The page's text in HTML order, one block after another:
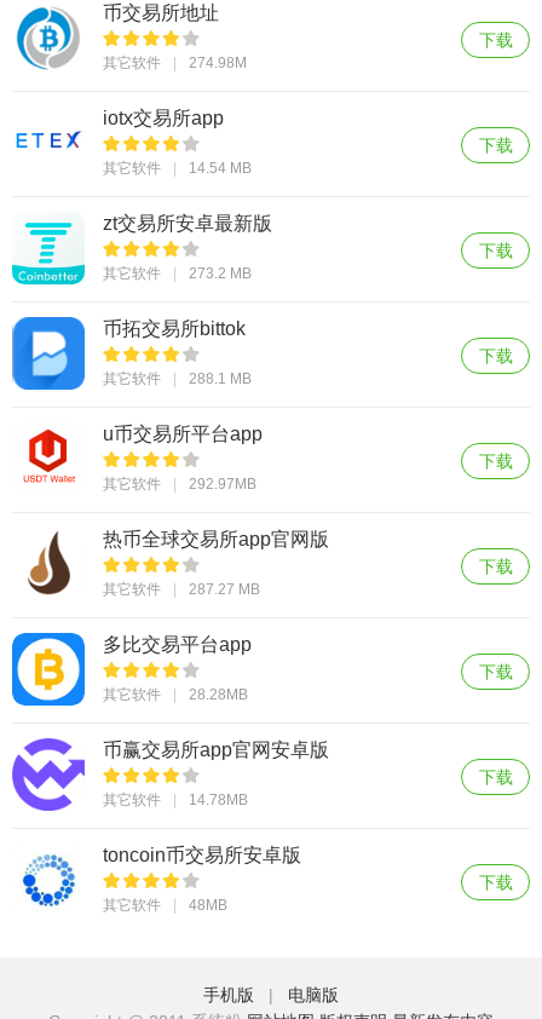
币交易所地址
其它软件 274.98M
下载
iotx交易所app
其它软件 14.54 MB
下载
zt交易所安卓最新版
其它软件 273.2 MB
下载
币拓交易所bittok
其它软件 288.1 MB
下载
u币交易所平台app
其它软件 292.97MB
下载
热币全球交易所app官网版
其它软件 287.27 MB
下载
多比交易平台app
其它软件 28.28MB
下载
币赢交易所app官网安卓版
其它软件 14.78MB
下载
toncoin币交易所安卓版
其它软件 48MB
下载
手机版 | 电脑版